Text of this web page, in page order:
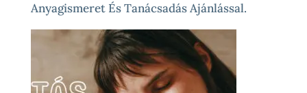
Anyagismeret És Tanácsadás Ajánlással.